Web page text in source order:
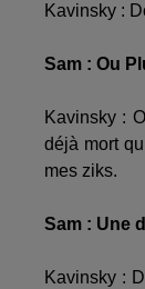
Kavinsky :
Sam : Ou
Kavinsky :
déjà mort
mes ziks.
Sam : Une
Kavinsky :